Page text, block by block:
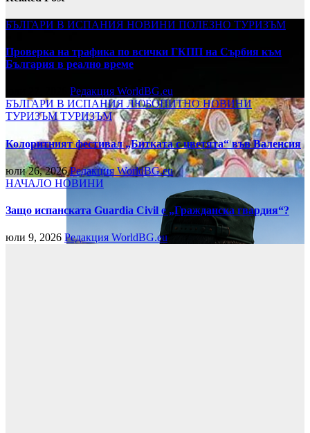
БЪЛГАРИ В ИСПАНИЯ НОВИНИ ПОЛЕЗНО ТУРИЗЪМ
Проверка на трафика по всички ГКПП на Сърбия към
България в реално време
Редакция WorldBG.eu
БЪЛГАРИ В ИСПАНИЯ ЛЮБОПИТНОНОВИНИ
ТУРИЗЪМТУРИЗЪМ
Колоритният фестивал „Битката с цветята“ във Валенсия
юли 26, 2026Редакция WorldBG.eu
НАЧАЛО НОВИНИ
Защо испанската Guardia Civil е „Гражданска гвардия“?
юли 9, 2026 Редакция WorldBG.eu